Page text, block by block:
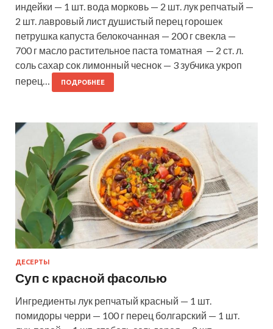
индейки — 1 шт. вода морковь — 2 шт. лук репчатый —
2 шт. лавровый лист душистый перец горошек
петрушка капуста белокочанная — 200 г свекла —
700 г масло растительное паста томатная — 2 ст. л.
соль сахар сок лимонный чеснок — 3 зубчика укроп
перец…
ПОДРОБНЕЕ
ДЕСЕРТЫ
Суп с красной фасолью
Ингредиенты лук репчатый красный — 1 шт.
помидоры черри — 100 г перец болгарский — 1 шт.